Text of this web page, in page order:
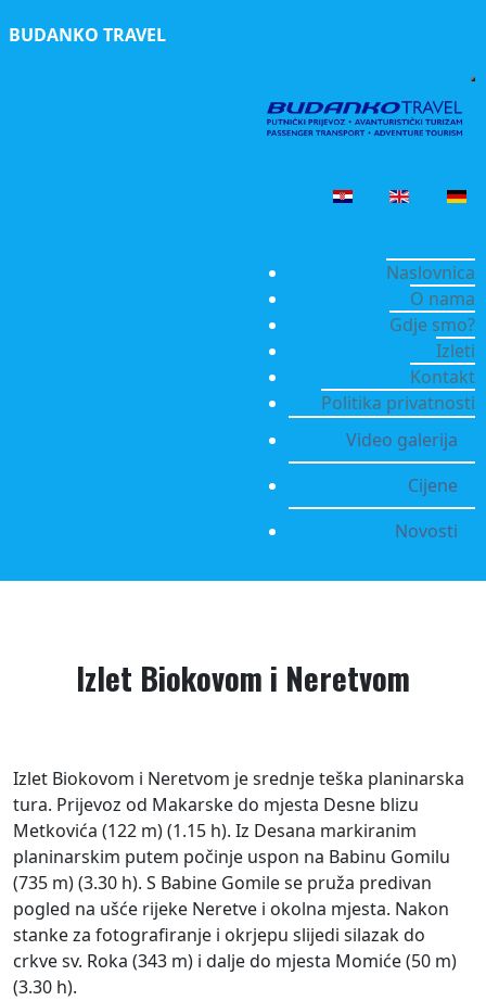
BUDANKO TRAVEL
Naslovnica
O nama
Gdje smo?
Izleti
Kontakt
Politika privatnosti
Video galerija
Cijene
Novosti
Izlet Biokovom i Neretvom
Izlet Biokovom i Neretvom je srednje teška planinarska
tura. Prijevoz od Makarske do mjesta Desne blizu
Metkovića (122 m) (1.15 h). Iz Desana markiranim
planinarskim putem počinje uspon na Babinu Gomilu
(735 m) (3.30 h). S Babine Gomile se pruža predivan
pogled na ušće rijeke Neretve i okolna mjesta. Nakon
stanke za fotografiranje i okrjepu slijedi silazak do
crkve sv. Roka (343 m) i dalje do mjesta Momiće (50 m)
(3.30 h).